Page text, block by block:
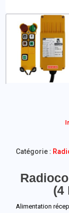
(4
Alimentation
Catégorie :